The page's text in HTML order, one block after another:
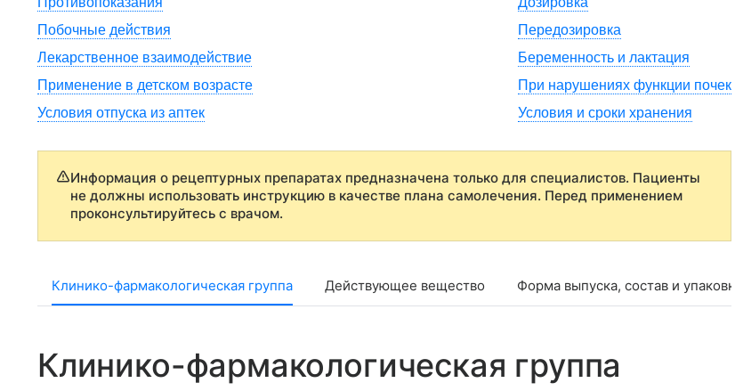
Побочные действия
Передозировка
Лекарственное взаимодействие
Беременность и лактация
Применение в детском возрасте
При нарушениях функции почек
Условия отпуска из аптек
Условия и сроки хранения
Информация о рецептурных препаратах предназначена только для специалистов. Пациенты
не должны использовать инструкцию в качестве плана самолечения. Перед применением
проконсультируйтесь с врачом.
Клинико-фармакологическая группа Действующее вещество Форма выпуска, состав и упаковка
Клинико-фармакологическая группа